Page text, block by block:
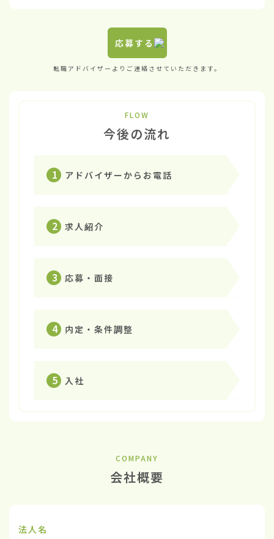
応募する
転職アドバイザーよりご連絡させていただきます。
FLOW
今後の流れ
1 アドバイザーからお電話
2 求人紹介
3 応募・面接
4 内定・条件調整
5 入社
COMPANY
会社概要
法人名